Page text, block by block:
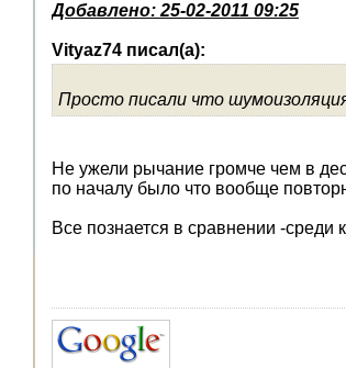
Добавлено: 25-02-2011 09:25
Vityaz74 писал(а):
Просто писали что
Не ужели рычание громче чем в
по началу было что вообще
Все познается в сравнении -